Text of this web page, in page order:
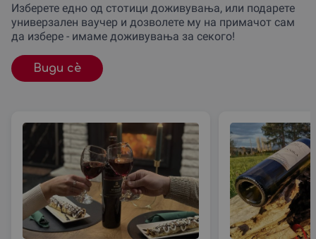
Изберете едно од стотици доживувања, или подарете
универзален ваучер и дозволете му на примачот сам
да избере - имаме доживувања за секого!
Види сè